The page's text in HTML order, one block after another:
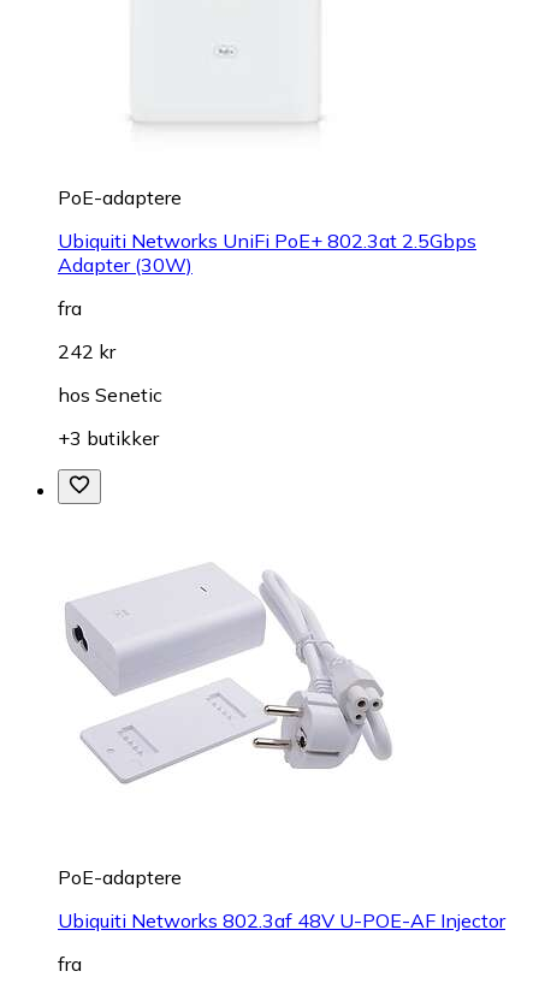
PoE-adaptere
Ubiquiti Networks UniFi PoE+ 802.3at 2.5Gbps
Adapter (30W)
fra
242 kr
hos Senetic
+3 butikker
PoE-adaptere
Ubiquiti Networks 802.3af 48V U-POE-AF Injector
fra